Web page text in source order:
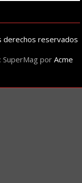
derechos reservados
SuperMag porAcme